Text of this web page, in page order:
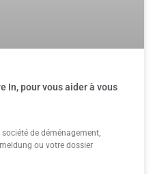
In, pour vous aider à vous
de déménagement,
ou votre dossier